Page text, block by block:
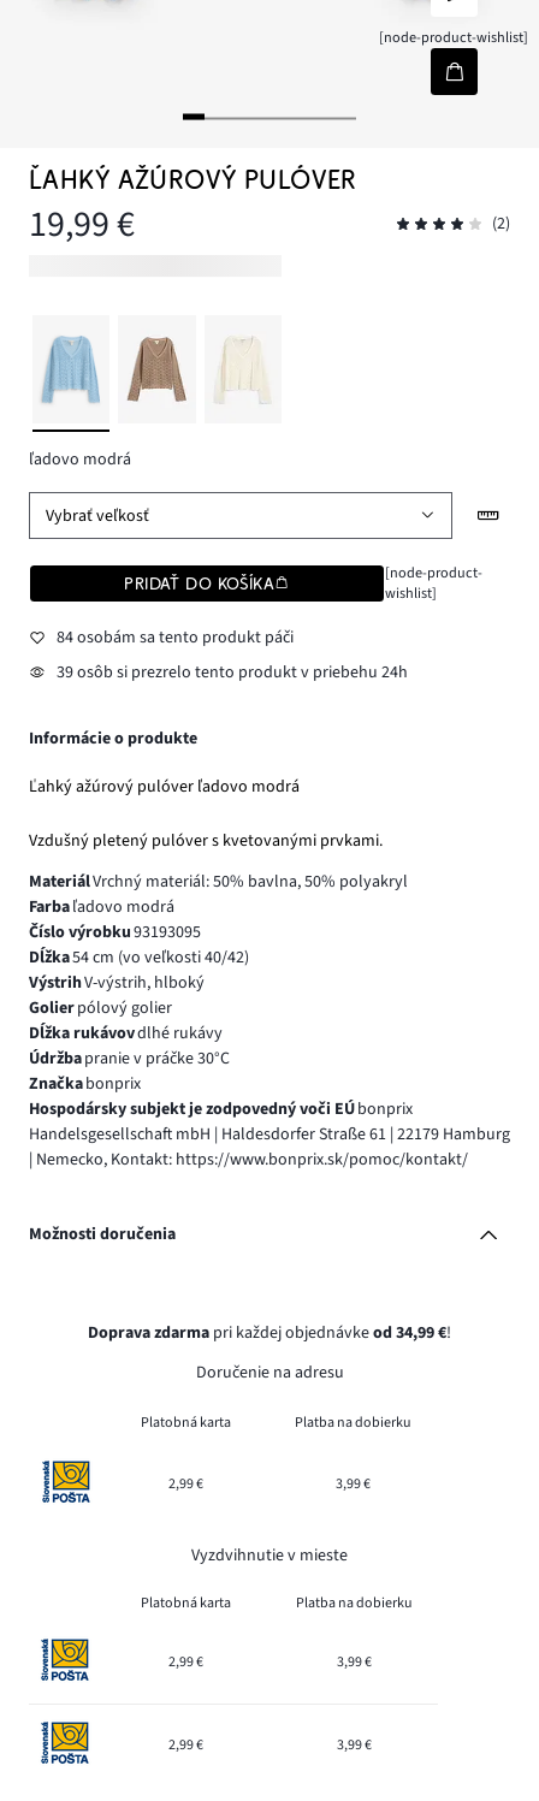
[node-product-wishlist]
ĽAHKÝ AŽÚROVÝ PULÓVER
19,99 € (2)
ľadovo modrá
Vybrať veľkosť
PRIDAŤ DO KOŠÍKA
[node-product-
wishlist]
84 osobám sa tento produkt páči
39 osôb si prezrelo tento produkt v priebehu 24h
Informácie o produkte
Ľahký ažúrový pulóver ľadovo modrá
Vzdušný pletený pulóver s kvetovanými prvkami.
MateriálVrchný materiál: 50% bavlna, 50% polyakryl
Farbaľadovo modrá
Číslo výrobku93193095
Dĺžka54 cm (vo veľkosti 40/42)
VýstrihV-výstrih, hlboký
Golierpólový golier
Dĺžka rukávovdlhé rukávy
Údržbapranie v práčke 30°C
Značkabonprix
Hospodársky subjekt je zodpovedný voči EÚbonprix
Handelsgesellschaft mbH | Haldesdorfer Straße 61 | 22179 Hamburg
| Nemecko, Kontakt: https://www.bonprix.sk/pomoc/kontakt/
Možnosti doručenia
Doprava zdarma pri každej objednávkeod 34,99 €!
Doručenie na adresu
Platobná karta Platba na dobierku
2,99 € 3,99 €
Vyzdvihnutie v mieste
Platobná karta Platba na dobierku
2,99 € 3,99 €
2,99 € 3,99 €